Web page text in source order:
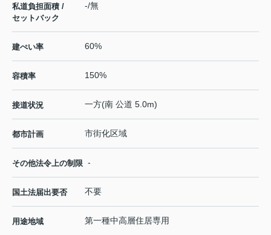
私道負担面積 /
セットバック
-/無
建ぺい率 60%
容積率 150%
接道状況 一方(南 公道 5.0m)
都市計画 市街化区域
その他法令上の制限 -
国土法届出要否 不要
用途地域 第一種中高層住居専用